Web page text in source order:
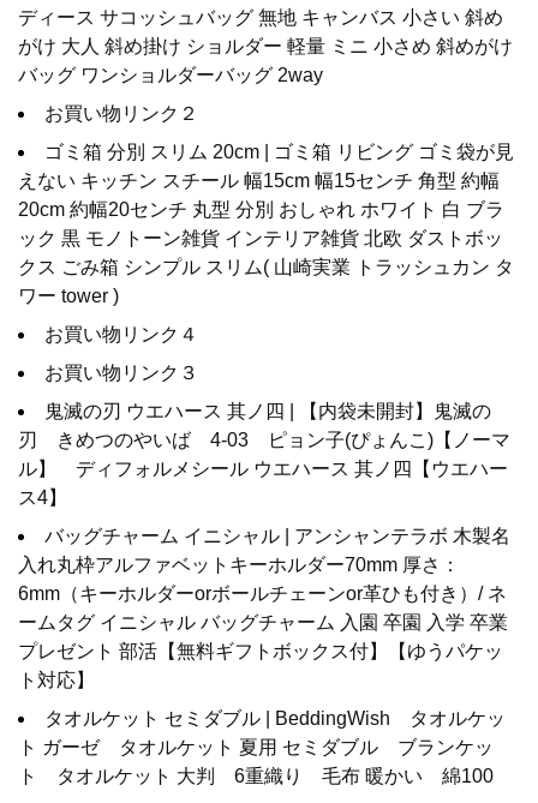
ディース サコッシュバッグ 無地 キャンバス 小さい 斜め
がけ 大人 斜め掛け ショルダー 軽量 ミニ 小さめ 斜めがけ
バッグ ワンショルダーバッグ 2way
お買い物リンク２
ゴミ箱 分別 スリム 20cm | ゴミ箱 リビング ゴミ袋が見
えない キッチン スチール 幅15cm 幅15センチ 角型 約幅
20cm 約幅20センチ 丸型 分別 おしゃれ ホワイト 白 ブラ
ック 黒 モノトーン雑貨 インテリア雑貨 北欧 ダストボッ
クス ごみ箱 シンプル スリム( 山崎実業 トラッシュカン タ
ワー tower )
お買い物リンク４
お買い物リンク３
鬼滅の刃 ウエハース 其ノ四 | 【内袋未開封】鬼滅の
刃 きめつのやいば 4-03 ピョン子(ぴょんこ)【ノーマ
ル】 ディフォルメシール ウエハース 其ノ四【ウエハー
ス4】
バッグチャーム イニシャル | アンシャンテラボ 木製名
入れ丸枠アルファベットキーホルダー70mm 厚さ：
6mm（キーホルダーorボールチェーンor革ひも付き）/ ネ
ームタグ イニシャル バッグチャーム 入園 卒園 入学 卒業
プレゼント 部活【無料ギフトボックス付】【ゆうパケッ
ト対応】
タオルケット セミダブル | BeddingWish タオルケッ
ト ガーゼ タオルケット 夏用 セミダブル ブランケッ
ト タオルケット 大判 6重織り 毛布 暖かい 綿100